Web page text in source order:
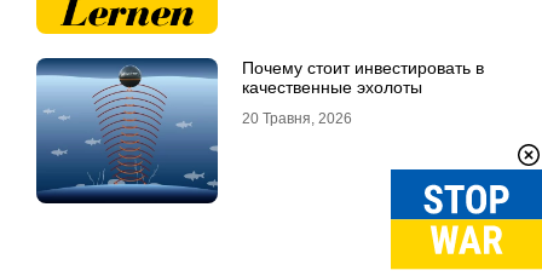
Почему стоит инвестировать в
качественные эхолоты
20 Травня, 2026